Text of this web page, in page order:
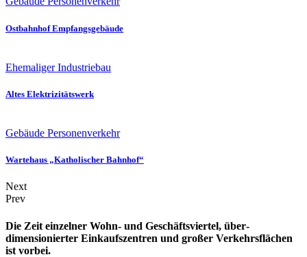
Ostbahnhof Empfangsgebäude
Ehemaliger Industriebau
Altes Elektrizitätswerk
Gebäude Personenverkehr
Wartehaus „Katholischer Bahnhof“
Next
Prev
Die Zeit einzelner Wohn- und Geschäftsviertel, über­
dimensionierter Einkaufszentren und großer Verkehrsflächen
ist vorbei.